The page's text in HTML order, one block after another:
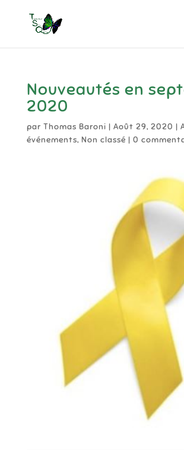
Nouveautés en
2020
par Thomas Baroni | Août 29, 2020 |
événements, Non classé | 0